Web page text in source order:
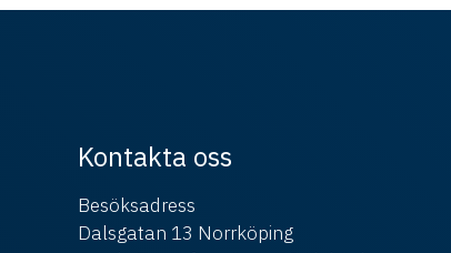
Kontakta oss
Besöksadress
Dalsgatan 13 Norrköping